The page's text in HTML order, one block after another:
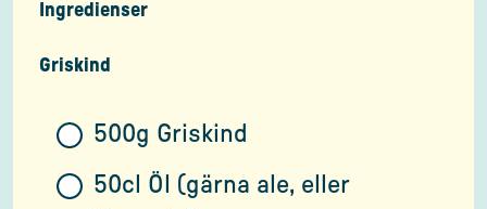
Ingredienser
Griskind
500g Griskind
50cl Öl (gärna ale, eller